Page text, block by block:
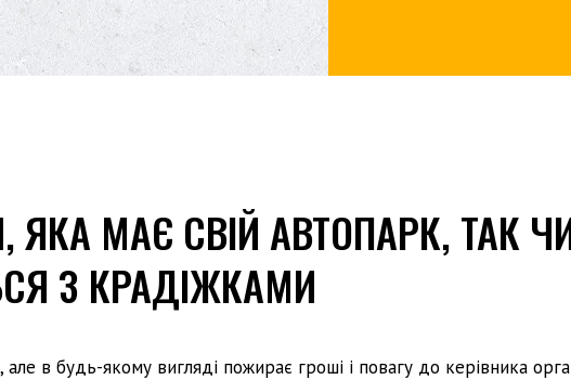
МАЄ СВІЙ АВТОПАРК, ТАК
З КРАДІЖКАМИ
в будь-якому вигляді пожирає гроші і повагу до керівника